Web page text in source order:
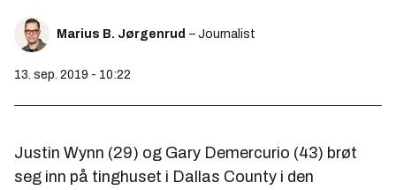
Marius B. Jørgenrud – Journalist
13. sep. 2019 - 10:22
Justin Wynn (29) og Gary Demercurio (43) brøt
seg inn på tinghuset i Dallas County i den